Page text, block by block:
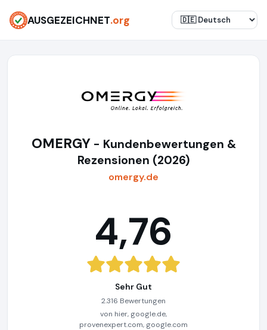
AUSGEZEICHNET.org
OMERGY - Kundenbewertungen &
Rezensionen (2026)
omergy.de
4,76
Sehr Gut
2.316 Bewertungen
von hier, google.de,
provenexpert.com, google.com